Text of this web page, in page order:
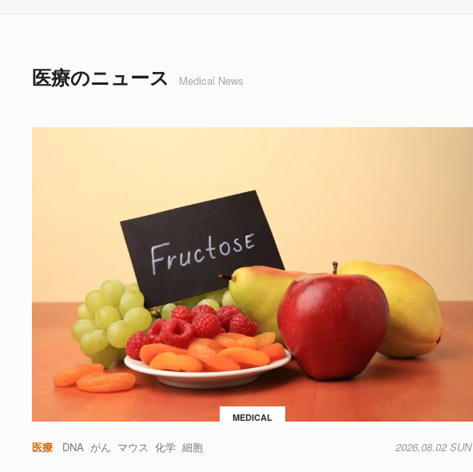
医療のニュース Medical News
MEDICAL
医療 DNA がん マウス 化学 細胞 2026.08.02 SUN